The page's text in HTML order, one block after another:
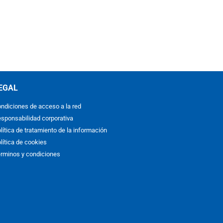
de acceso a la red
corporativa
de tratamiento de la información
de cookies
y condiciones